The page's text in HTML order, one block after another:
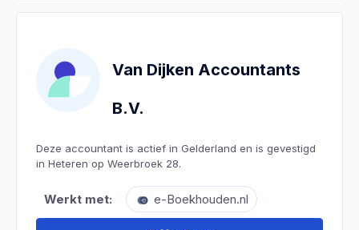
Van Dijken Accountants
B.V.
Deze accountant is actief in Gelderland en is gevestigd
in Heteren op Weerbroek 28.
Werkt met: e-Boekhouden.nl